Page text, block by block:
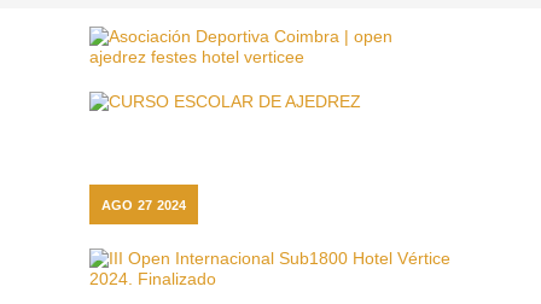
AGO 27 2024